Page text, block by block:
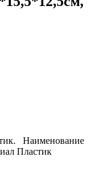
Наименование
Пластик